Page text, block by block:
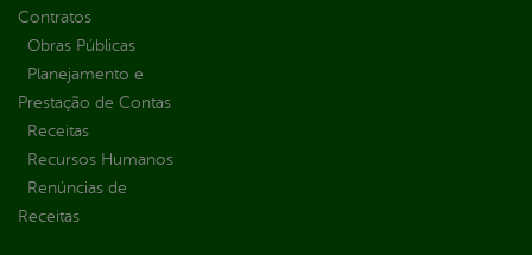
Contratos
Obras Públicas
Planejamento e
Prestação de Contas
Receitas
Recursos Humanos
Renúncias de
Receitas